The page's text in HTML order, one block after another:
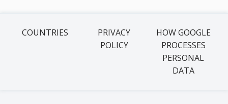
COUNTRIES
PRIVACY
POLICY
HOW GOOGLE
PROCESSES
PERSONAL
DATA